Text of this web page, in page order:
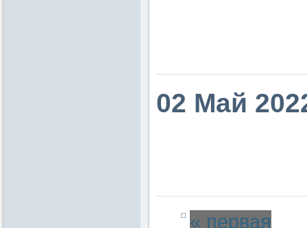
02 Май
« первая